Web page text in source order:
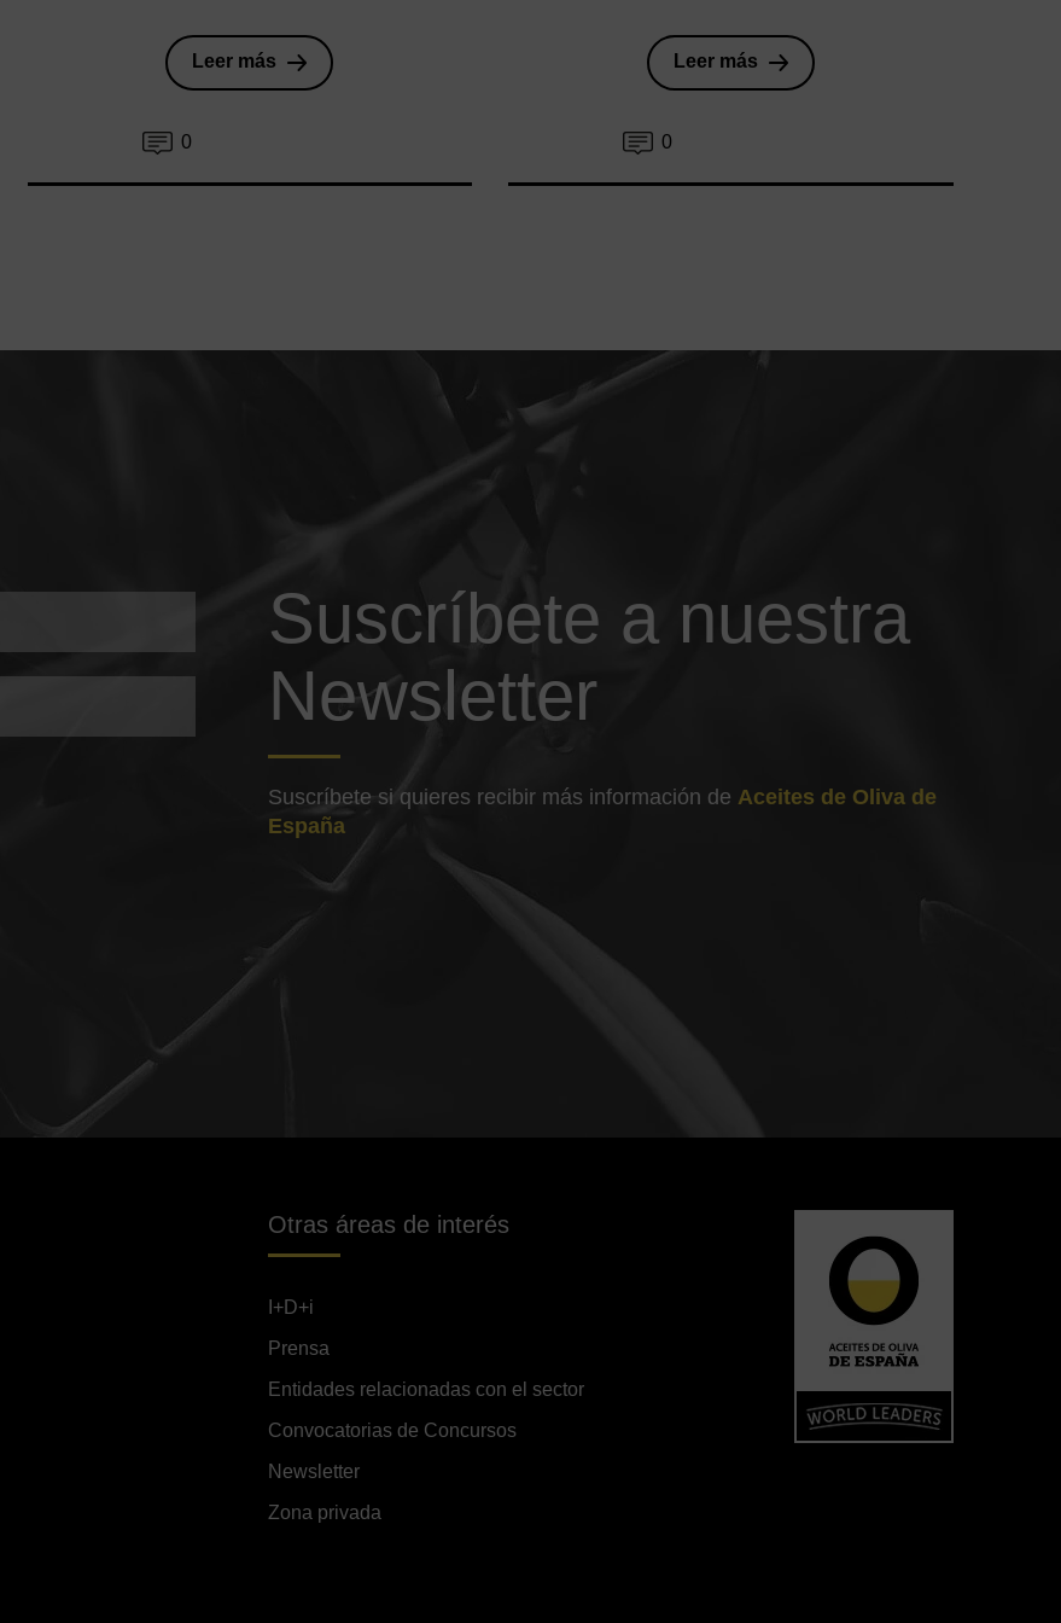
Leer más
0
Leer más
0
Suscríbete a nuestra
Newsletter
Suscríbete si quieres recibir más información de Aceites de Oliva de
España
Otras áreas de interés
I+D+i
Prensa
Entidades relacionadas con el sector
Convocatorias de Concursos
Newsletter
Zona privada